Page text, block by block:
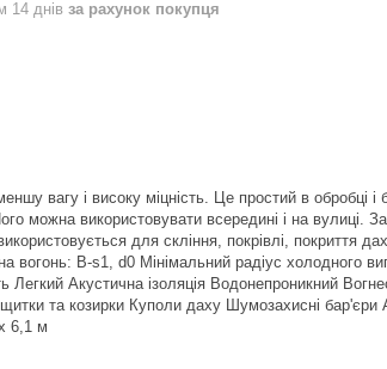
14 днів за рахунок покупця
вагу і високу міцність. Це простий в обробці і
можна використовувати всередині і на вулиці.
для скління, покрівлі, покриття
вогонь: B-s1, d0 Мінімальний радіус холодного
Акустична ізоляція Водонепроникний
та козирки Куполи даху Шумозахисні бар'єри
6,1 м